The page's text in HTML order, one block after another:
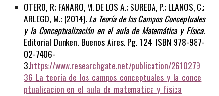
OTERO, R; FANARO, M. DE LOS A.; SUREDA, P.; LLANOS, C.;
ARLEGO, M.; (2014).La Teoría de los Campos Conceptuales
y la Conceptualización en el aula de Matemática y Física.
Editorial Dunken. Buenos Aires. Pg. 124. ISBN 978-987-
02-7406-
3.https://www.researchgate.net/publication/2610279
36_La_teoria_de_los_campos_conceptuales_y_la_conce
ptualizacion_en_el_aula_de_matematica_y_fisica